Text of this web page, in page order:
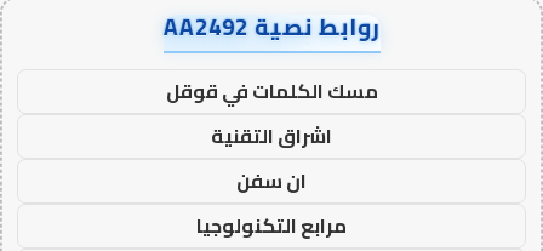
روابط نصية AA2492
مسك الكلمات في قوقل
اشراق التقنية
ان سفن
مرابع التكنولوجيا